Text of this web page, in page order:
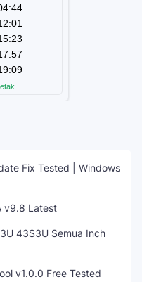
Fix Tested | Windows
v9.8 Latest
43S3U Semua Inch
v1.0.0 Free Tested